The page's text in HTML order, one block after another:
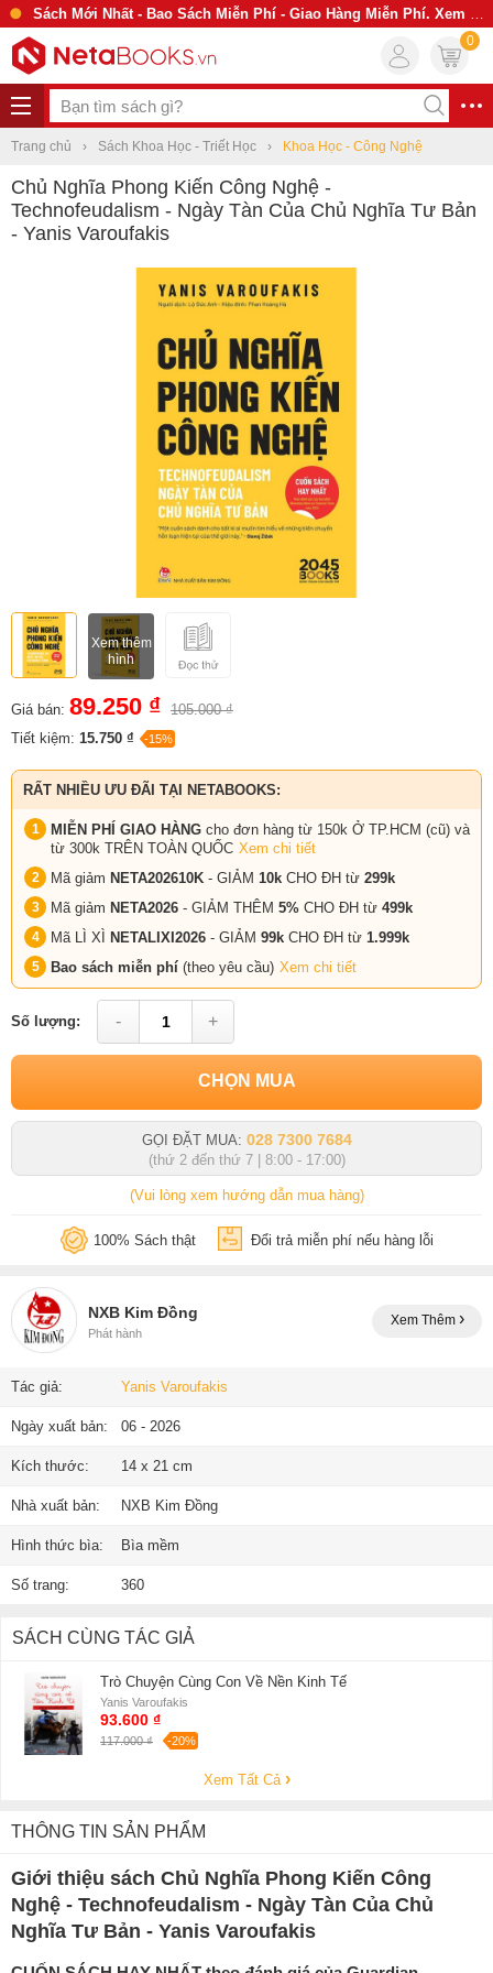
Sách Mới Nhất - Bao Sách Miễn Phí - Giao Hàng Miễn Phí. Xem Ngay
0
Trang chủ Sách Khoa Học - Triết Học Khoa Học - Công Nghệ
Chủ Nghĩa Phong Kiến Công Nghệ -
Technofeudalism - Ngày Tàn Của Chủ Nghĩa Tư Bản
- Yanis Varoufakis
Xem thêm
hình
Giá bán: 89.250 ₫ 105.000 ₫
Tiết kiệm: 15.750 ₫ -15%
RẤT NHIỀU ƯU ĐÃI TẠI NETABOOKS:
MIỄN PHÍ GIAO HÀNG cho đơn hàng từ 150k Ở TP.HCM (cũ) và
từ 300k TRÊN TOÀN QUỐC Xem chi tiết
Mã giảm NETA202610K - GIẢM 10k CHO ĐH từ 299k
Mã giảm NETA2026 - GIẢM THÊM 5% CHO ĐH từ 499k
Mã LÌ XÌ NETALIXI2026 - GIẢM 99k CHO ĐH từ 1.999k
Bao sách miễn phí (theo yêu cầu) Xem chi tiết
Số lượng: - +
CHỌN MUA
GỌI ĐẶT MUA: 028 7300 7684
(thứ 2 đến thứ 7 | 8:00 - 17:00)
(Vui lòng xem hướng dẫn mua hàng)
100% Sách thật Đổi trả miễn phí nếu hàng lỗi
NXB Kim Đồng
Phát hành
Xem Thêm
Tác giả: Yanis Varoufakis
Ngày xuất bản: 06 - 2026
Kích thước: 14 x 21 cm
Nhà xuất bản: NXB Kim Đồng
Hình thức bìa: Bìa mềm
Số trang: 360
SÁCH CÙNG TÁC GIẢ
Trò Chuyện Cùng Con Về Nền Kinh Tế
Yanis Varoufakis
93.600 ₫
117.000 ₫ -20%
Xem Tất Cả
THÔNG TIN SẢN PHẨM
Giới thiệu sách Chủ Nghĩa Phong Kiến Công
Nghệ - Technofeudalism - Ngày Tàn Của Chủ
Nghĩa Tư Bản - Yanis Varoufakis